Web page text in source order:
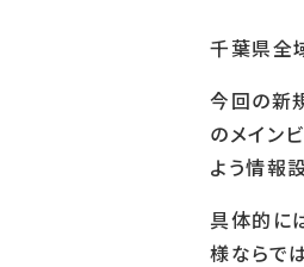
千葉県全
今回の新
のメイン
よう情報
具体的に
様ならで